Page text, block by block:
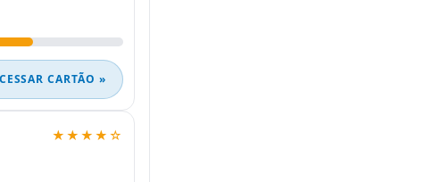
CARTÃO »
★★★★☆